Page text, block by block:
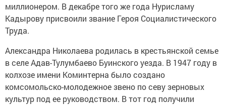
миллионером. В декабре того же года Нурисламу
Кадырову присвоили звание Героя Социалистического
Труда.
Александра Николаева родилась в крестьянской семье
в селе Адав-Тулумбаево Буинского уезда. В 1947 году в
колхозе имени Коминтерна было создано
комсомольско-молодежное звено по севу зерновых
культур под ее руководством. В тот год получили